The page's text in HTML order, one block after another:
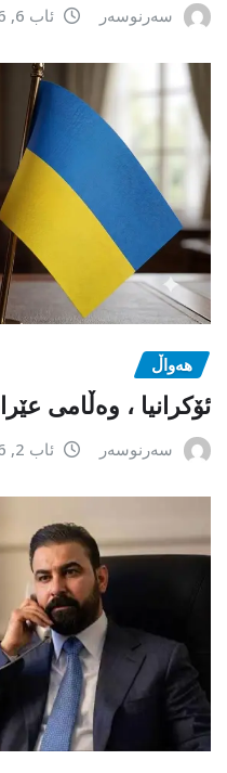
سەرنوسەر ئاب 6, 2026
هەواڵ
ئۆکرانیا ، وەڵامی
سەرنوسەر ئاب 2, 2026